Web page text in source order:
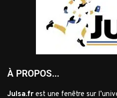
À PROPOS...
Julsa.fr est une fenêtre sur